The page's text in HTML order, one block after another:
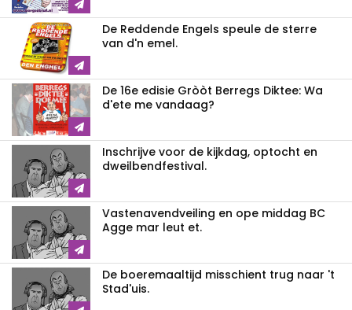
De Reddende Engels speule de sterre
van d'n emel.
De 16e edisie Gròòt Berregs Diktee: Wa
d'ete me vandaag?
Inschrijve voor de kijkdag, optocht en
dweilbendfestival.
Vastenavendveiling en ope middag BC
Agge mar leut et.
De boeremaaltijd misschient trug naar 't
Stad'uis.